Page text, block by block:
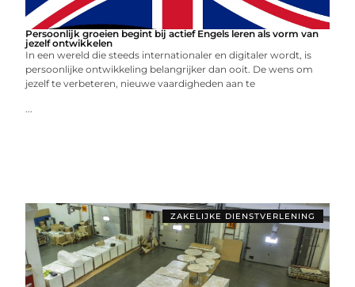
Persoonlijk groeien begint bij actief Engels leren als vorm van
jezelf ontwikkelen
In een wereld die steeds internationaler en digitaler wordt, is
persoonlijke ontwikkeling belangrijker dan ooit. De wens om
jezelf te verbeteren, nieuwe vaardigheden aan te
...
ZAKELIJKE DIENSTVERLENING